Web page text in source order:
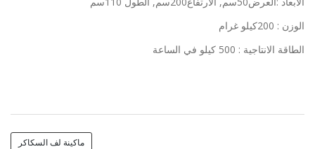
الوزن : 200كيلو غرام
الطاقة الانتاجية : 500 كيلو في الساعة
ماكينة لف السكاكر